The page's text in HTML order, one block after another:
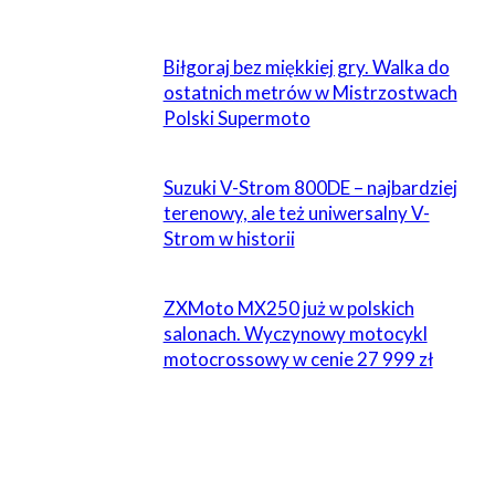
Biłgoraj bez miękkiej gry. Walka do
ostatnich metrów w Mistrzostwach
Polski Supermoto
Suzuki V-Strom 800DE – najbardziej
terenowy, ale też uniwersalny V-
Strom w historii
ZXMoto MX250 już w polskich
salonach. Wyczynowy motocykl
motocrossowy w cenie 27 999 zł